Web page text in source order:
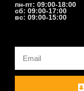
пн-пт: 09:00-18:00
сб: 09:00-17:00
вс: 09:00-15:00
Email